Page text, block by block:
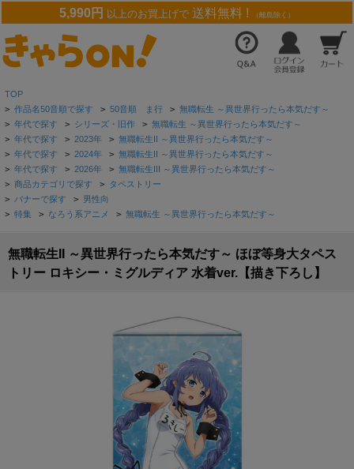
5,990円 以上のお買上げで 送料無料 ! （離島除く）
TOP
> 作品名50音順で探す > 50音順 ま行 > 無職転生 ～異世界行ったら本気だす～
> 年代で探す > シリーズ・旧作 > 無職転生 ～異世界行ったら本気だす～
> 年代で探す > 2023年 > 無職転生II ～異世界行ったら本気だす～
> 年代で探す > 2024年 > 無職転生II ～異世界行ったら本気だす～
> 年代で探す > 2026年 > 無職転生III ～異世界行ったら本気だす～
> 商品カテゴリで探す > タペストリー
> バナーで探す > 男性向
> 特集 > なろう系アニメ > 無職転生 ～異世界行ったら本気だす～
無職転生II ～異世界行ったら本気だす～ ほぼ等身大タペス
トリー ロキシー・ミグルディア 水着ver.【描き下ろし】